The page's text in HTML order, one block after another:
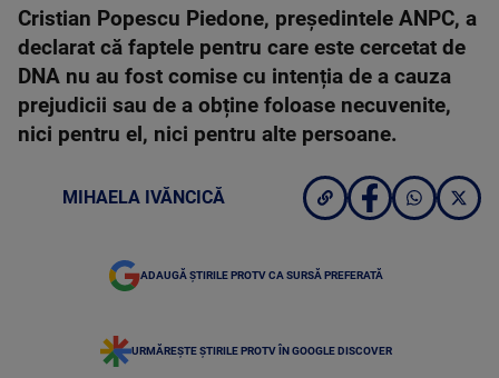
Cristian Popescu Piedone, președintele ANPC, a
declarat că faptele pentru care este cercetat de
DNA nu au fost comise cu intenția de a cauza
prejudicii sau de a obține foloase necuvenite,
nici pentru el, nici pentru alte persoane.
MIHAELA IVĂNCICĂ
ADAUGĂ ȘTIRILE PROTV CA SURSĂ PREFERATĂ
URMĂREȘTE ȘTIRILE PROTV ÎN GOOGLE DISCOVER